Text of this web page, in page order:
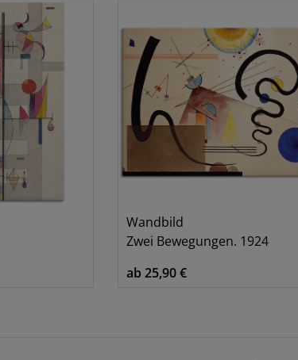
Wandbild
Zwei Bewegungen. 1924
ab 25,90 €